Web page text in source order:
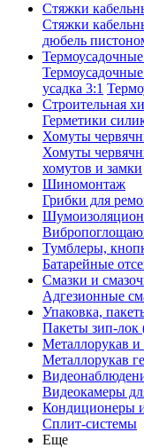
Стяжки
Стяжки
дюбель
усадка 3:1
Строительная
Герметики
Хомуты
Хомуты
хомутов и замки
Шиномонтаж
Грибки для
Тумблеры,
Батарейные
Смазки и
Адгезионные
Упаковка,
Пакеты зип-лок
Металлорукав
Металлорукав
Видеокамеры
Кондиционеры
Сплит-системы
Еще